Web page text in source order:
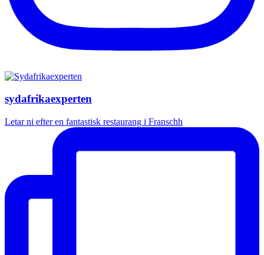
sydafrikaexperten
Letar ni efter en fantastisk restaurang i Franschh